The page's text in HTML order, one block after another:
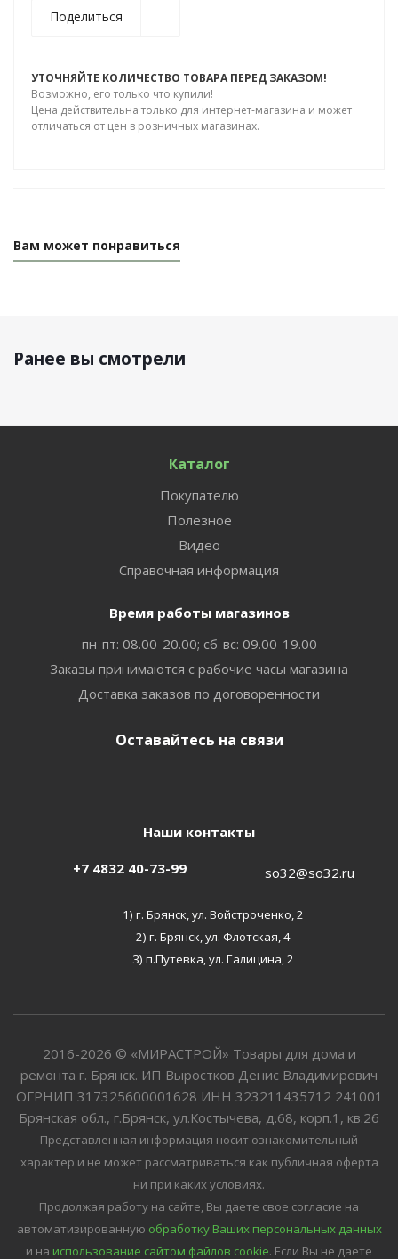
Поделиться
УТОЧНЯЙТЕ КОЛИЧЕСТВО ТОВАРА ПЕРЕД ЗАКАЗОМ!
Возможно, его только что купили!
Цена действительна только для интернет-магазина и может
отличаться от цен в розничных магазинах.
Вам может понравиться
Ранее вы смотрели
Каталог
Покупателю
Полезное
Видео
Справочная информация
Время работы магазинов
пн-пт: 08.00-20.00; сб-вс: 09.00-19.00
Заказы принимаются с рабочие часы магазина
Доставка заказов по договоренности
Оставайтесь на связи
Наши контакты
+7 4832 40-73-99 so32@so32.ru
1) г. Брянск, ул. Войстроченко, 2
2) г. Брянск, ул. Флотская, 4
3) п.Путевка, ул. Галицина, 2
2016-2026 © «МИРАСТРОЙ» Товары для дома и
ремонта г. Брянск. ИП Выростков Денис Владимирович
ОГРНИП 317325600001628 ИНН 323211435712 241001
Брянская обл., г.Брянск, ул.Костычева, д.68, корп.1, кв.26
Представленная информация носит ознакомительный
характер и не может рассматриваться как публичная оферта
ни при каких условиях.
Продолжая работу на сайте, Вы даете свое согласие на
автоматизированную обработку Ваших персональных данных
и на использование сайтом файлов cookie. Если Вы не даете